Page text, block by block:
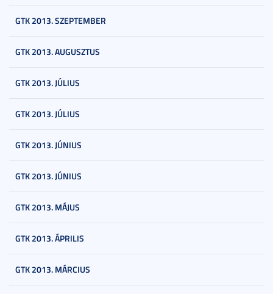
GTK 2013. SZEPTEMBER
GTK 2013. AUGUSZTUS
GTK 2013. JÚLIUS
GTK 2013. JÚLIUS
GTK 2013. JÚNIUS
GTK 2013. JÚNIUS
GTK 2013. MÁJUS
GTK 2013. ÁPRILIS
GTK 2013. MÁRCIUS